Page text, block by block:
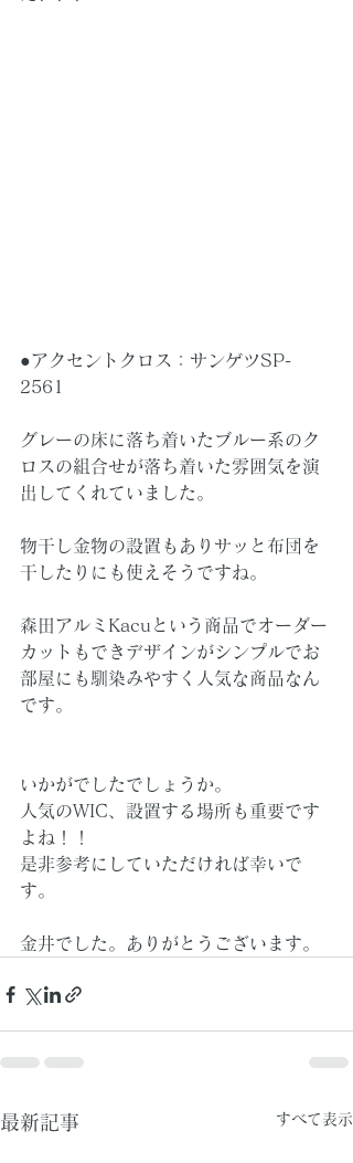
●アクセントクロス：サンゲツSP-
2561
グレーの床に落ち着いたブルー系のク
ロスの組合せが落ち着いた雰囲気を演
出してくれていました。
物干し金物の設置もありサッと布団を
干したりにも使えそうですね。
森田アルミKacuという商品でオーダー
カットもできデザインがシンプルでお
部屋にも馴染みやすく人気な商品なん
です。
いかがでしたでしょうか。
人気のWIC、設置する場所も重要です
よね！！
是非参考にしていただければ幸いで
す。
金井でした。ありがとうございます。
最新記事 すべて表示